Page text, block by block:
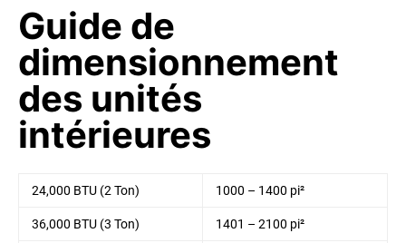
Guide de
dimensionnement
des unités
intérieures
24,000 BTU (2 Ton) 1000 – 1400 pi²
36,000 BTU (3 Ton) 1401 – 2100 pi²